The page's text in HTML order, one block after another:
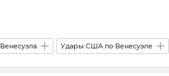
Венесуэла Удары США по Венесуэле